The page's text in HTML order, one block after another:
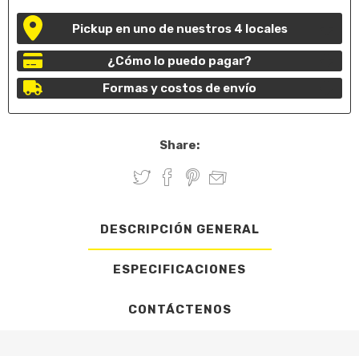
Pickup en uno de nuestros 4 locales
¿Cómo lo puedo pagar?
Formas y costos de envío
Share:
DESCRIPCIÓN GENERAL
ESPECIFICACIONES
CONTÁCTENOS